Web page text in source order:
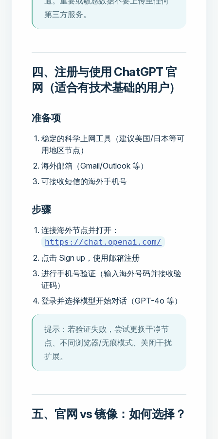
第三方服务。
四、注册与使用 ChatGPT 官
网（适合有技术基础的用户）
准备项
稳定的科学上网工具（建议美国/日本等可
用地区节点）
海外邮箱（Gmail/Outlook 等）
可接收短信的海外手机号
步骤
连接海外节点并打开：
https://chat.openai.com/
点击 Sign up，使用邮箱注册
进行手机号验证（输入海外号码并接收验
证码）
登录并选择模型开始对话（GPT-4o 等）
提示：若验证失败，尝试更换干净节
点、不同浏览器/无痕模式、关闭干扰
扩展。
五、官网 vs 镜像：如何选择？